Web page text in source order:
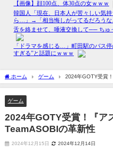
ホーム ゲーム
2024年GOTY受賞
TeamASOBIの革新性
ゲーム
2024年GOTY受賞！『ア
TeamASOBIの革新性
2024年12月15日 2024年12月14日